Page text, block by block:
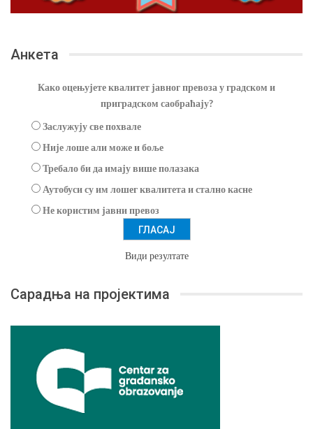
Анкета
Како оцењујете квалитет јавног превоза у градском и
приградском саобраћају?
Заслужују све похвале
Није лоше али може и боље
Требало би да имају више полазака
Аутобуси су им лошег квалитета и стално касне
Не користим јавни превоз
Види резултате
Сарадња на пројектима